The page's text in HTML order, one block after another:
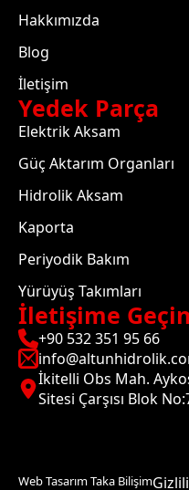
Hakkımızda
Blog
İletişim
Yedek Parça
Elektrik Aksam
Güç Aktarım Organları
Hidrolik Aksam
Kaporta
Periyodik Bakım
Yürüyüş Takımları
İletişime Geçin
+90 532 351 95 66
İkitelli Obs Mah.
Sitesi Çarşısı Blok
Web Tasarım Taka Bilişim